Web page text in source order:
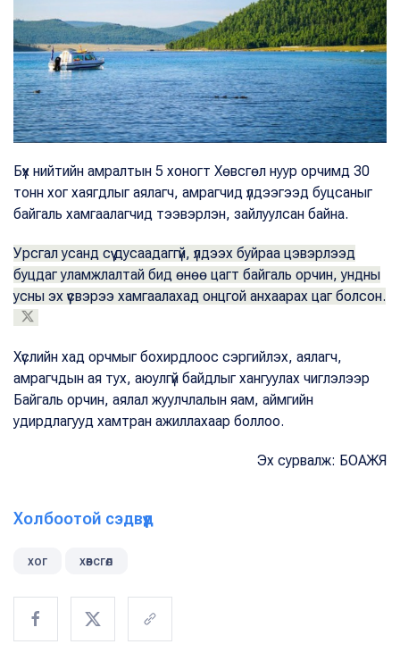
Бүх нийтийн амралтын 5 хоногт Хөвсгөл нуур орчимд 30
тонн хог хаягдлыг аялагч, амрагчид үлдээгээд буцсаныг
байгаль хамгаалагчид тээвэрлэн, зайлуулсан байна.
Урсгал усанд сүү дусаадаггүй, үлдээх буйраа цэвэрлээд
буцдаг уламжлалтай бид өнөө цагт байгаль орчин, ундны
усны эх үүсвэрээ хамгаалахад онцгой анхаарах цаг болсон.
Хүслийн хад орчмыг бохирдлоос сэргийлэх, аялагч,
амрагчдын ая тух, аюулгүй байдлыг хангуулах чиглэлээр
Байгаль орчин, аялал жуулчлалын яам, аймгийн
удирдлагууд хамтран ажиллахаар боллоо.
Эх сурвалж: БОАЖЯ
Холбоотой сэдвүүд
хог хөвсгөл